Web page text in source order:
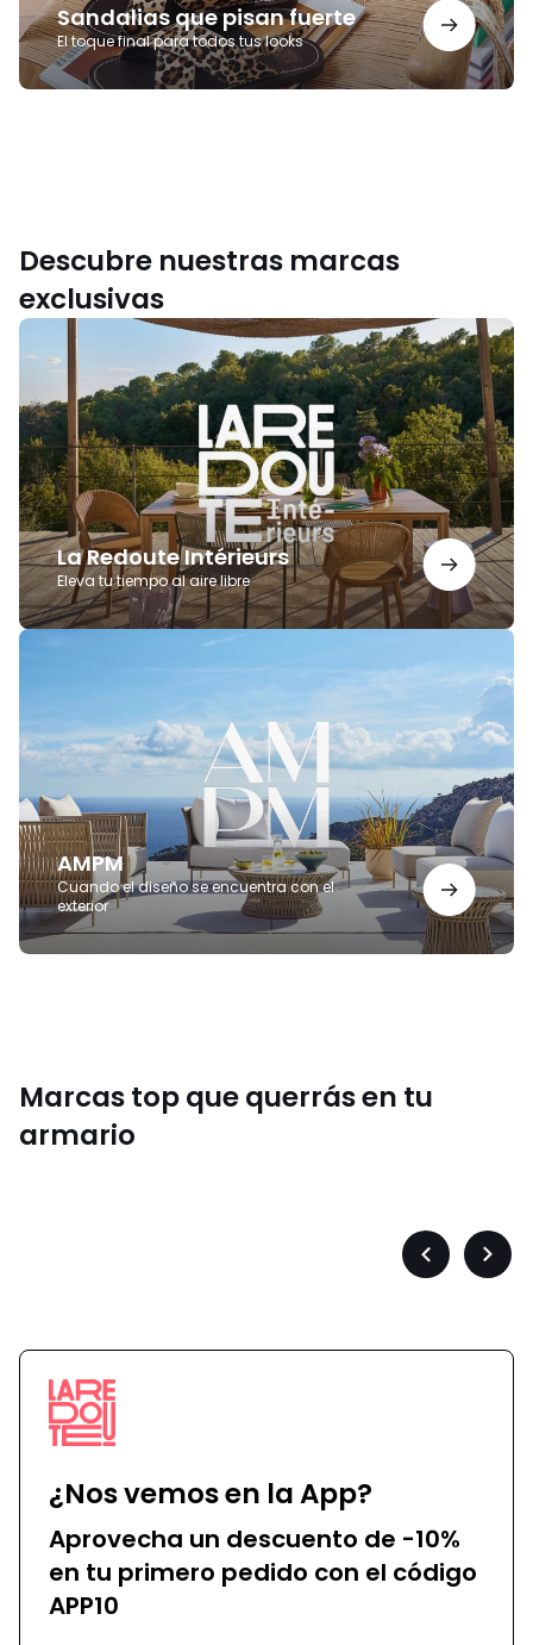
Sandalias que pisan fuerte
El toque final para todos tus looks
Descubre nuestras marcas
exclusivas
La Redoute Intérieurs
Eleva tu tiempo al aire libre
La
Redoute
AMPM
Cuando el diseño se encuentra con el
exterior
AMPM
Marcas top que querrás en tu
armario
Précédent
¿Nos vemos en la App?
Aprovecha un descuento de -10%
en tu primero pedido con el código
APP10